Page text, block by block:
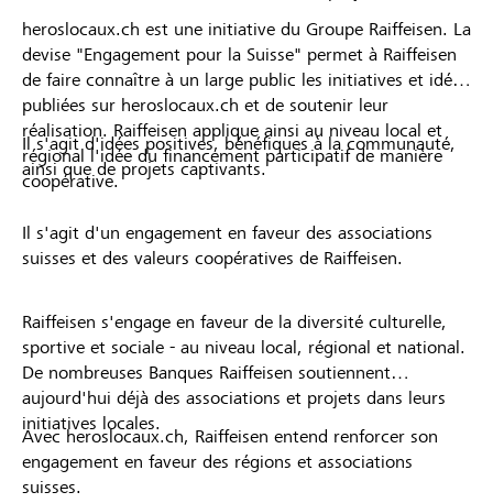
heroslocaux.ch est une initiative du Groupe Raiffeisen. La
devise "Engagement pour la Suisse" permet à Raiffeisen
de faire connaître à un large public les initiatives et idées
publiées sur heroslocaux.ch et de soutenir leur
réalisation. Raiffeisen applique ainsi au niveau local et
régional l'idée du financement participatif de manière
coopérative.
Il s'agit d'idées positives, bénéfiques à la communauté,
ainsi que de projets captivants.
Il s'agit d'un engagement en faveur des associations
suisses et des valeurs coopératives de Raiffeisen.
Raiffeisen s'engage en faveur de la diversité culturelle,
sportive et sociale - au niveau local, régional et national.
De nombreuses Banques Raiffeisen soutiennent
aujourd'hui déjà des associations et projets dans leurs
initiatives locales.
Avec heroslocaux.ch, Raiffeisen entend renforcer son
engagement en faveur des régions et associations
suisses.